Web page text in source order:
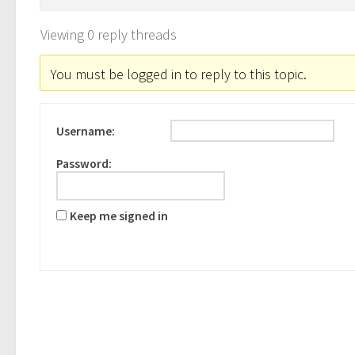
Viewing 0 reply threads
You must be logged in to reply to this topic.
Username:
Password:
Keep me signed in